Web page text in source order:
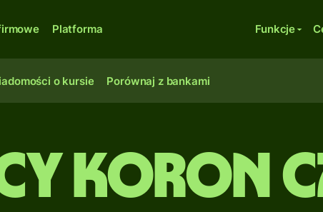
Platforma Funkcje
o kursie Porównaj z bankami
Koron